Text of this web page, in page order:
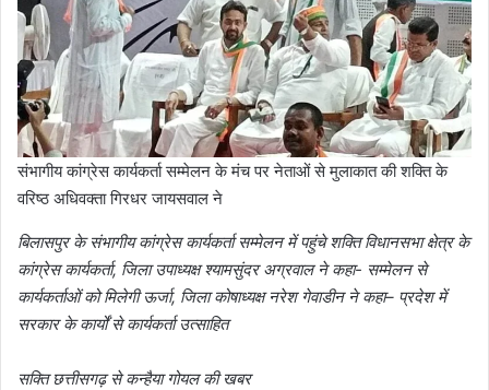
संभागीय कांग्रेस कार्यकर्ता सम्मेलन के मंच पर नेताओं से मुलाकात की शक्ति के
वरिष्ठ अधिवक्ता गिरधर जायसवाल ने
बिलासपुर के संभागीय कांग्रेस कार्यकर्ता सम्मेलन में पहुंचे शक्ति विधानसभा क्षेत्र के
कांग्रेस कार्यकर्ता, जिला उपाध्यक्ष श्यामसुंदर अग्रवाल ने कहा- सम्मेलन से
कार्यकर्ताओं को मिलेगी ऊर्जा, जिला कोषाध्यक्ष नरेश गेवाडीन ने कहा– प्रदेश में
सरकार के कार्यों से कार्यकर्ता उत्साहित
सक्ति छत्तीसगढ़ से कन्हैया गोयल की खबर